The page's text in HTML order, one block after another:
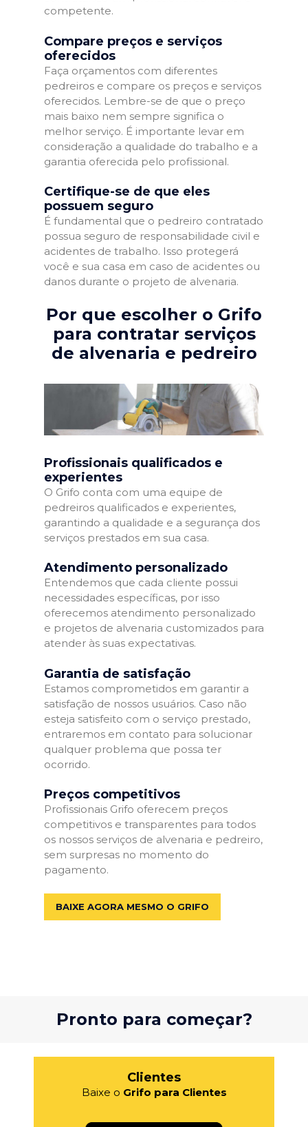
competente.
Compare preços e serviços
oferecidos
Faça orçamentos com diferentes
pedreiros e compare os preços e serviços
oferecidos. Lembre-se de que o preço
mais baixo nem sempre significa o
melhor serviço. É importante levar em
consideração a qualidade do trabalho e a
garantia oferecida pelo profissional.
Certifique-se de que eles
possuem seguro
É fundamental que o pedreiro contratado
possua seguro de responsabilidade civil e
acidentes de trabalho. Isso protegerá
você e sua casa em caso de acidentes ou
danos durante o projeto de alvenaria.
Por que escolher o Grifo
para contratar serviços
de alvenaria e pedreiro
Profissionais qualificados e
experientes
O Grifo conta com uma equipe de
pedreiros qualificados e experientes,
garantindo a qualidade e a segurança dos
serviços prestados em sua casa.
Atendimento personalizado
Entendemos que cada cliente possui
necessidades específicas, por isso
oferecemos atendimento personalizado
e projetos de alvenaria customizados para
atender às suas expectativas.
Garantia de satisfação
Estamos comprometidos em garantir a
satisfação de nossos usuários. Caso não
esteja satisfeito com o serviço prestado,
entraremos em contato para solucionar
qualquer problema que possa ter
ocorrido.
Preços competitivos
Profissionais Grifo oferecem preços
competitivos e transparentes para todos
os nossos serviços de alvenaria e pedreiro,
sem surpresas no momento do
pagamento.
BAIXE AGORA MESMO O GRIFO
Pronto para começar?
Clientes
Baixe o Grifo para Clientes